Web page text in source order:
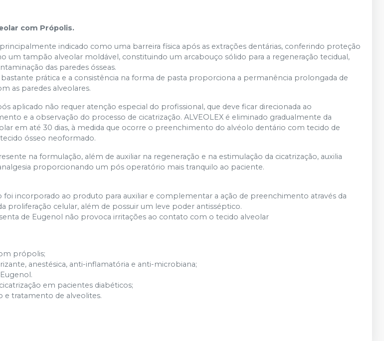
com Própolis.
principalmente indicado como uma barreira física após as extrações dentárias, conferindo proteção
um tampão alveolar moldável, constituindo um arcabouço sólido para a regeneração tecidual,
das paredes ósseas.
bastante prática e a consistência na forma de pasta proporciona a permanência prolongada de
as paredes alveolares.
aplicado não requer atenção especial do profissional, que deve ficar direcionada ao
e a observação do processo de cicatrização. ALVEOLEX é eliminado gradualmente da
em até 30 dias, à medida que ocorre o preenchimento do alvéolo dentário com tecido de
ósseo neoformado.
na formulação, além de auxiliar na regeneração e na estimulação da cicatrização, auxilia
proporcionando um pós operatório mais tranquilo ao paciente.
incorporado ao produto para auxiliar e complementar a ação de preenchimento através da
proliferação celular, além de possuir um leve poder antisséptico.
de Eugenol não provoca irritações ao contato com o tecido alveolar
própolis;
anestésica, anti-inflamatória e anti-microbiana;
em pacientes diabéticos;
e tratamento de alveolites.